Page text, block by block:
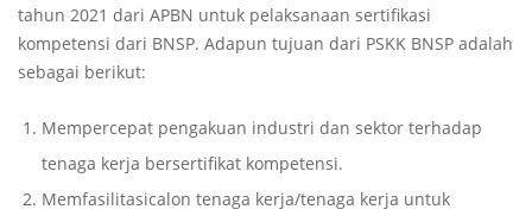
tahun 2021 dari APBN untuk pelaksanaan sertifikasi
kompetensi dari BNSP. Adapun tujuan dari PSKK BNSP adalah
sebagai berikut:
Mempercepat pengakuan industri dan sektor terhadap
tenaga kerja bersertifikat kompetensi.
Memfasilitasicalon tenaga kerja/tenaga kerja untuk